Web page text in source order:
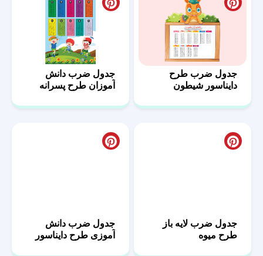
جدول ضرب طرح
دایناسور شیطون
جدول ضرب دانش
آموزان طرح پسرانه
جدول ضرب لایه باز
طرح میوه
جدول ضرب دانش
آموزی طرح دایناسور